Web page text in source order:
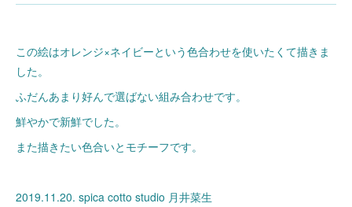
この絵はオレンジ×ネイビーという色合わせを使いたくて描きま
した。
ふだんあまり好んで選ばない組み合わせです。
鮮やかで新鮮でした。
また描きたい色合いとモチーフです。
2019.11.20. spica cotto studio 月井菜生